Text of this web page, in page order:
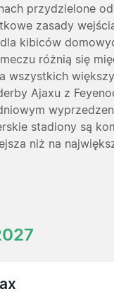
przydzielone
zasady
kibiców
różnią się
wszystkich
Ajaxu z
stadiony są
niż na